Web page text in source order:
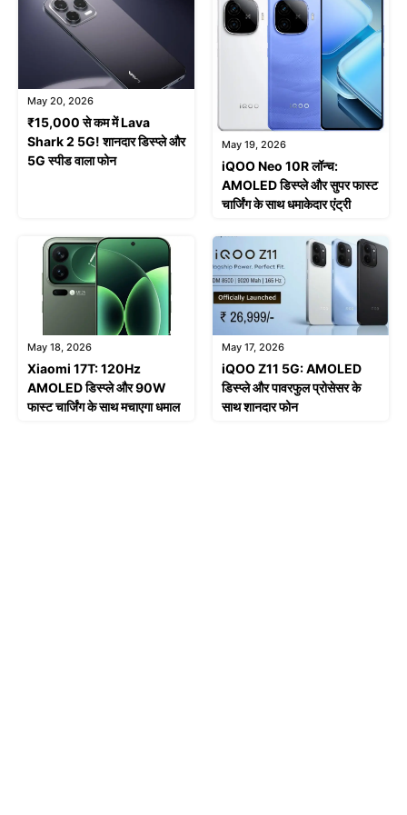
May 20, 2026
₹15,000 से कम में Lava
Shark 2 5G! शानदार डिस्प्ले और
5G स्पीड वाला फोन
May 19, 2026
iQOO Neo 10R लॉन्च:
AMOLED डिस्प्ले और सुपर फास्ट
चार्जिंग के साथ धमाकेदार एंट्री
May 18, 2026
Xiaomi 17T: 120Hz
AMOLED डिस्प्ले और 90W
फास्ट चार्जिंग के साथ मचाएगा धमाल
May 17, 2026
iQOO Z11 5G: AMOLED
डिस्प्ले और पावरफुल प्रोसेसर के
साथ शानदार फोन